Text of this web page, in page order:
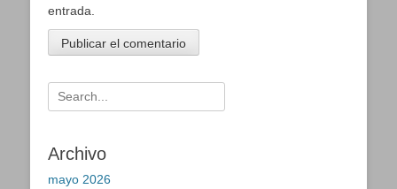
entrada.
Buscar:
Archivo
mayo 2026